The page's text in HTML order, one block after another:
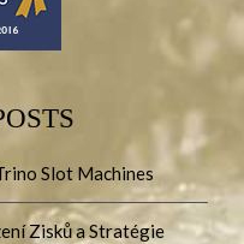
Slot Machines
Zisků a Stratégie